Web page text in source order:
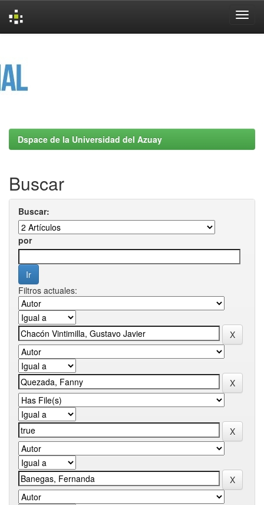
Dspace de la Universidad del Azuay
Buscar
Buscar:
por
Filtros actuales: